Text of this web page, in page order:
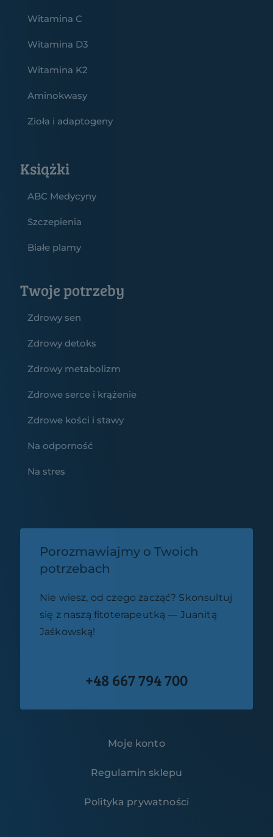
Witamina C
Witamina D3
Witamina K2
Aminokwasy
Zioła i adaptogeny
Książki
ABC Medycyny
Szczepienia
Białe plamy
Twoje potrzeby
Zdrowy sen
Zdrowy detoks
Zdrowy metabolizm
Zdrowe serce i krążenie
Zdrowe kości i stawy
Na odporność
Na stres
Porozmawiajmy o Twoich
potrzebach
Nie wiesz, od czego zacząć? Skonsultuj
się z naszą fitoterapeutką — Juanitą
Jaśkowską!
+48 667 794 700
Moje konto
Regulamin sklepu
Polityka prywatności